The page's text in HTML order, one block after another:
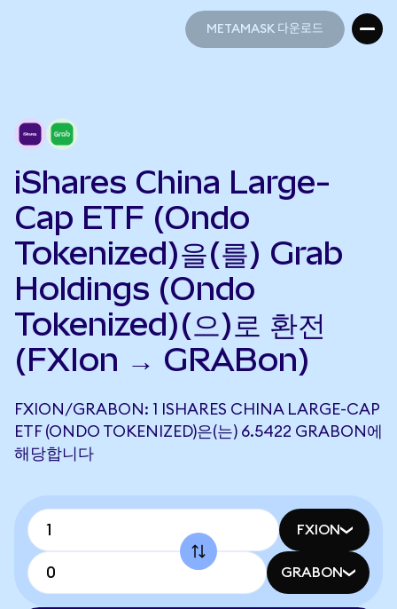
METAMASK 다운로드
iShares China Large-
Cap ETF (Ondo
Tokenized)을(를) Grab
Holdings (Ondo
Tokenized)(으)로 환전
(FXIon → GRABon)
FXION/GRABON: 1 ISHARES CHINA LARGE-CAP
ETF (ONDO TOKENIZED)은(는) 6.5422 GRABON에
해당합니다
FXION
GRABON